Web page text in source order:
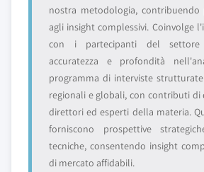
nostra metodologia, contribuendo
agli insight complessivi. Coinvolge
con i partecipanti del settore
accuratezza e profondità
programma di interviste
regionali e globali, con contributi di
direttori ed esperti della materia.
forniscono prospettive
tecniche, consentendo insight
di mercato affidabili.